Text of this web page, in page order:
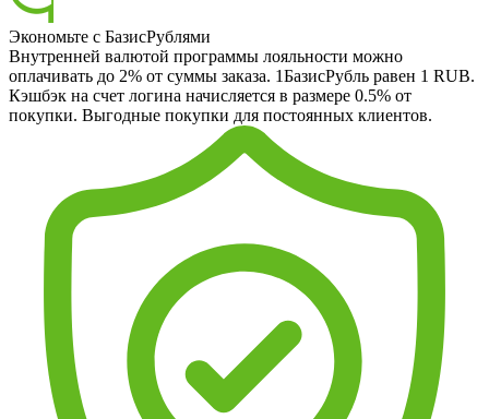
Экономьте с БазисРублями
Внутренней валютой программы лояльности можно
оплачивать до 2% от суммы заказа. 1БазисРубль равен 1 RUB.
Кэшбэк на счет логина начисляется в размере 0.5% от
покупки. Выгодные покупки для постоянных клиентов.